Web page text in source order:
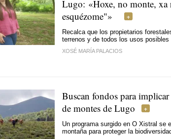
Lugo: «Hoxe, no monte,
esquézome"»
Recalca que los propietarios
terrenos y de todos los usos posibles
XOSÉ MARÍA PALACIOS
Buscan fondos para
de montes de Lugo
Un programa surgido en O Xistral se
montaña para proteger la